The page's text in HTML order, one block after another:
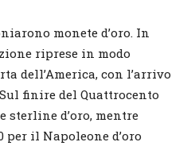
monete d’oro. In
riprese in modo
dell’America, con l’arrivo
finire del Quattrocento
sterline d’oro, mentre
per il Napoleone d’oro